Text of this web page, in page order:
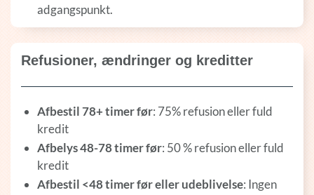
adgangspunkt.
Refusioner, ændringer og kreditter
Afbestil 78+ timer før: 75% refusion eller fuld
kredit
Afbelys 48-78 timer før: 50 % refusion eller fuld
kredit
Afbestil <48 timer før eller udeblivelse: Ingen